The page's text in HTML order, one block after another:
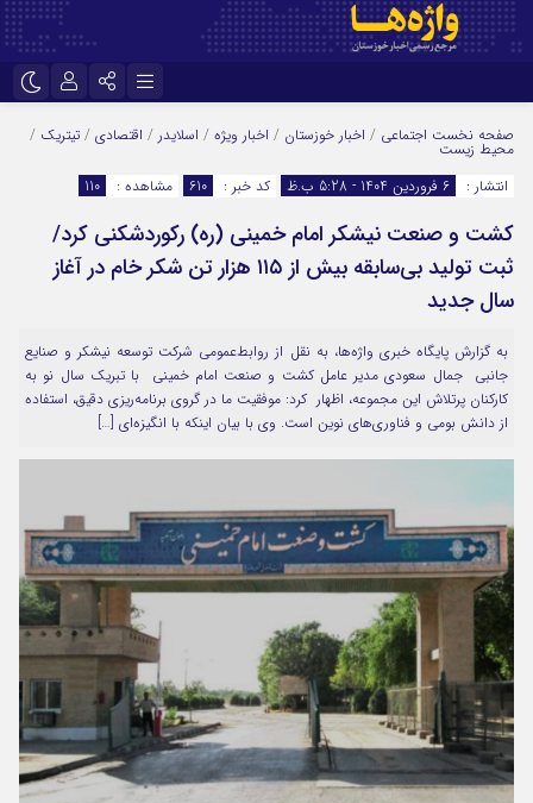
اینستاگرام
تلگرام
سروش
ایتا
اپلیکیشن
مرا به خاطر بسپار
صفحه نخست اجتماعی / اخبار خوزستان / اخبار ویژه / اسلایدر / اقتصادی / تیتریک /
محیط زیست
انتشار :
6 فروردین 1404 - 5:28 ب.ظ کد خبر : 610 مشاهده : 110
کشت و صنعت نیشکر امام خمینی (ره) رکوردشکنی کرد/
ثبت تولید بی‌سابقه بیش از ۱۱۵ هزار تن شکر خام در آغاز
سال جدید
به گزارش پایگاه خبری واژه‌ها، به نقل از روابط‌عمومی شرکت توسعه نیشکر و صنایع
جانبی جمال سعودی مدیر عامل کشت و صنعت امام خمینی با تبریک سال نو به
کارکنان پرتلاش این مجموعه، اظهار کرد: موفقیت ما در گروی برنامه‌ریزی دقیق، استفاده
از دانش بومی و فناوری‌های نوین است. وی با بیان اینکه با انگیزه‌ای […]